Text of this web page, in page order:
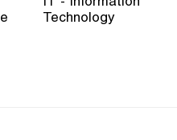
Technology